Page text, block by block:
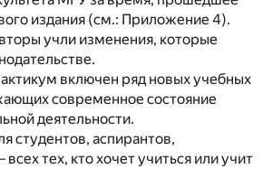
издания (см.: Приложение 4).
учли изменения, которые
включен ряд новых учебных
современное состояние
деятельности.
студентов, аспирантов,
тех, кто хочет учиться или учит